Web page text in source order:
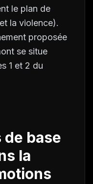
le plan de
la violence).
proposée
se situe
1 et 2 du
base
la